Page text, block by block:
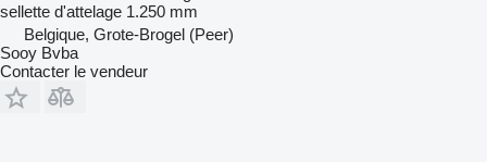
sellette d'attelage 1.250 mm
Belgique, Grote-Brogel (Peer)
Sooy Bvba
Contacter le vendeur